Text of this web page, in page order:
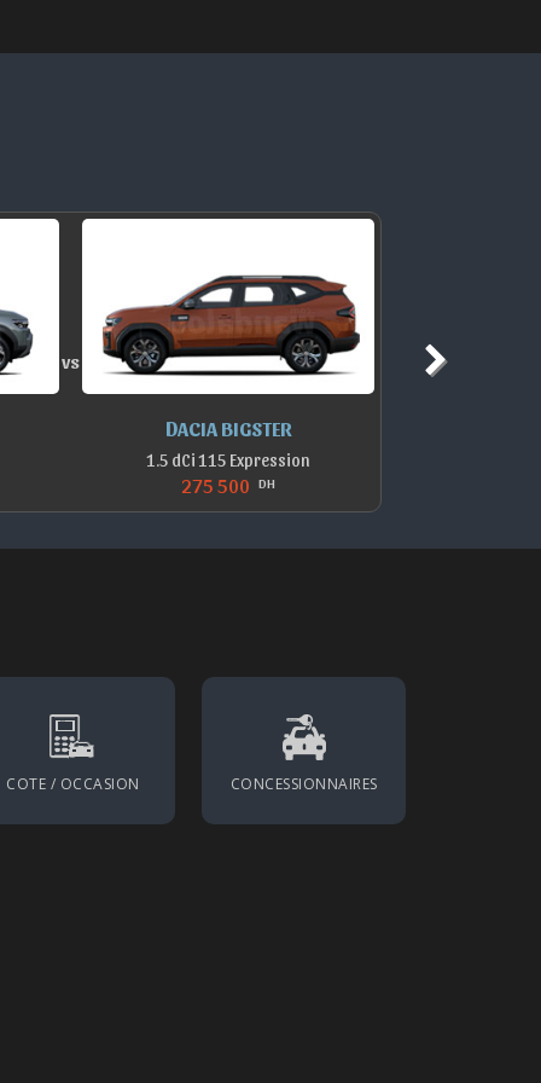
vs
DACIA BIGSTER
1.5 dCi 115 Expression
275 500 DH
COTE / OCCASION CONCESSIONNAIRES